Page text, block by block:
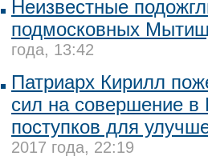
Неизвестные
подмосковных
года, 13:42
Патриарх Кирилл
сил на совершение в
поступков для
2017 года, 22:19